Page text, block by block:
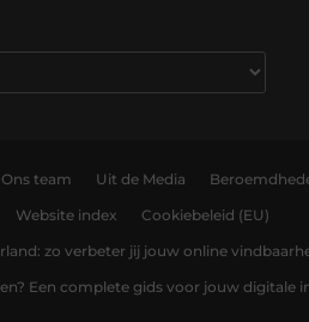
Ons team Uit de Media
Website index Cookiebeleid (EU)
zo verbeter jij jouw online
Een complete gids voor jouw digitale